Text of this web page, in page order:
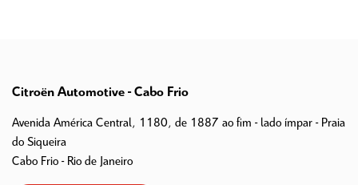
Citroën Automotive - Cabo Frio
Avenida América Central, 1180, de 1887 ao fim - lado ímpar - Praia
do Siqueira
Cabo Frio - Rio de Janeiro